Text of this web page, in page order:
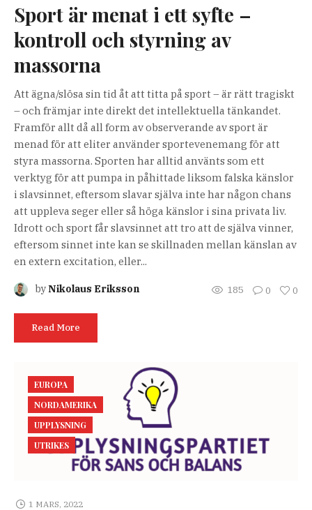
Sport är menat i ett syfte –
kontroll och styrning av
massorna
Att ägna/slösa sin tid åt att titta på sport – är rätt tragiskt
– och främjar inte direkt det intellektuella tänkandet.
Framför allt då all form av observerande av sport är
menad för att eliter använder sportevenemang för att
styra massorna. Sporten har alltid använts som ett
verktyg för att pumpa in påhittade liksom falska känslor
i slavsinnet, eftersom slavar själva inte har någon chans
att uppleva seger eller så höga känslor i sina privata liv.
Idrott och sport får slavsinnet att tro att de själva vinner,
eftersom sinnet inte kan se skillnaden mellan känslan av
en extern excitation, eller...
byNikolaus Eriksson 185 0 0
Read More
EUROPA
NORDAMERIKA
UPPLYSNING
UTRIKES
1 MARS, 2022